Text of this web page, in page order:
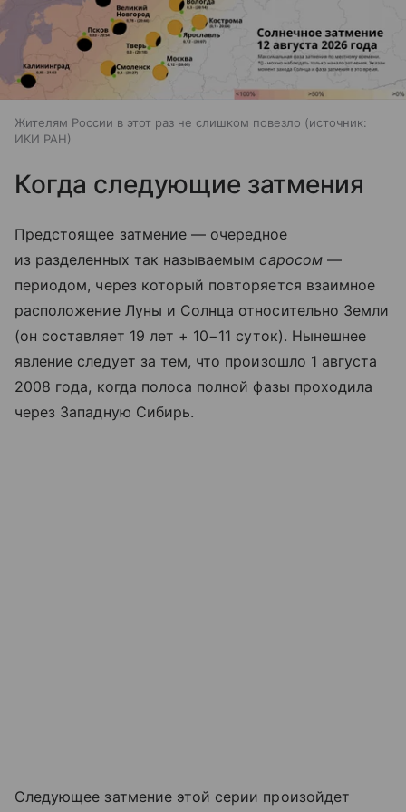
Жителям России в этот раз не слишком повезло
источник:
ИКИ РАН
Когда следующие затмения
Предстоящее затмение — очередное
из разделенных так называемымсаросом —
периодом, через который повторяется взаимное
расположение Луны и Солнца относительно Земли
(он составляет 19 лет + 10−11 суток). Нынешнее
явление следует за тем, что произошло 1 августа
2008 года, когда полоса полной фазы проходила
через Западную Сибирь.
Следующее затмение этой серии произойдет